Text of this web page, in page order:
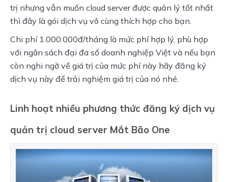
trị nhưng vẫn muốn cloud server được quản lý tốt nhất
thì đây là gói dịch vụ vô cùng thích hợp cho bạn.
Chi phí 1.000.000đ/tháng là mức phí hợp lý, phù hợp
với ngân sách đại đa số doanh nghiệp Việt và nếu bạn
còn nghi ngờ về giá trị của mức phí này hãy đăng ký
dịch vụ này để trải nghiệm giá trị của nó nhé.
Linh hoạt nhiều phương thức đăng ký dịch vụ
quản trị cloud server Mắt Bão One